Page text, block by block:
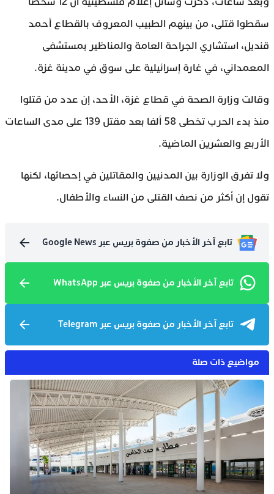
سقطوا قتلى، من بينهم الطبيب المعروف بالقطاع أحمد
قنديل، استشاري الجراحة العامة والمناظير بمستشفى
المعمداني، في غارة إسرائيلية على سوق في مدينة غزة.
وقالت وزارة الصحة في قطاع غزة، الأحد، إن عدد من قتلوا
منذ بدء الحرب تخطى 58 ألفا بعد مقتل 139 على مدى الساعات
الأربع والعشرين الماضية.
ولا تفرق الوزارة بين المدنيين والمقاتلين في إحصائها، لكنها
تقول إن أكثر من نصف القتلى من النساء والأطفال.
تابع آخر الأخبار من صفوة بريس عبر Google News
تابع آخر الأخبار من صفوة بريس عبر WhatsApp
تابع آخر الأخبار من صفوة بريس عبر Telegram
مواضيع ذات صلة